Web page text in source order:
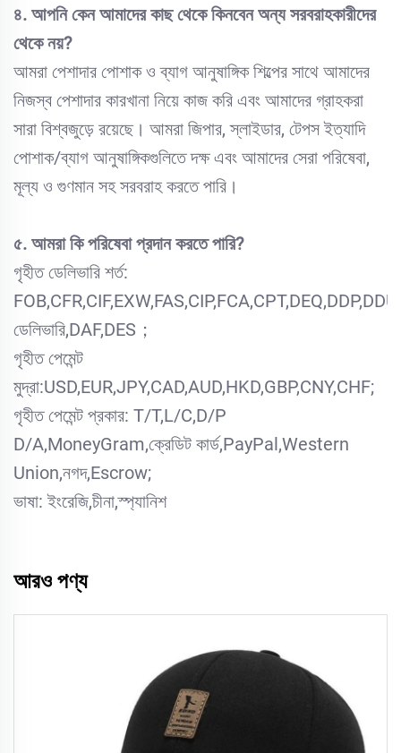
৪. আপনি কেন আমাদের কাছ থেকে কিনবেন অন্য সরবরাহকারীদের
থেকে নয়?
আমরা পেশাদার পোশাক ও ব্যাগ আনুষাঙ্গিক শিল্পের সাথে আমাদের
নিজস্ব পেশাদার কারখানা নিয়ে কাজ করি এবং আমাদের গ্রাহকরা
সারা বিশ্বজুড়ে রয়েছে। আমরা জিপার, স্লাইডার, টেপস ইত্যাদি
পোশাক/ব্যাগ আনুষাঙ্গিকগুলিতে দক্ষ এবং আমাদের সেরা পরিষেবা,
মূল্য ও গুণমান সহ সরবরাহ করতে পারি।
৫. আমরা কি পরিষেবা প্রদান করতে পারি?
গৃহীত ডেলিভারি শর্ত:
ডেলিভারি,DAF,DES；
গৃহীত পেমেন্ট
মুদ্রা:USD,EUR,JPY,CAD,AUD,HKD,GBP,CNY,CHF;
গৃহীত পেমেন্ট প্রকার: T/T,L/C,D/P
D/A,MoneyGram,ক্রেডিট কার্ড,PayPal,Western
Union,নগদ,Escrow;
ভাষা: ইংরেজি,চীনা,স্প্যানিশ
আরও পণ্য